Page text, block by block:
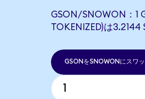
GSON/SNOWON：1
TOKENIZED)は
GSONをSNOWONにスワ